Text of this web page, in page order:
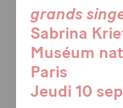
grands
Sabrina
Muséum
Paris
Jeudi 10